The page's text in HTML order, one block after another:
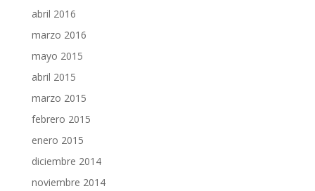
abril 2016
marzo 2016
mayo 2015
abril 2015
marzo 2015
febrero 2015
enero 2015
diciembre 2014
noviembre 2014